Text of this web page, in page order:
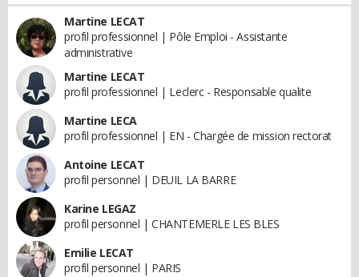
Martine LECAT
profil professionnel | Pôle Emploi - Assistante
administrative
Martine LECAT
profil professionnel | Leclerc - Responsable qualite
Martine LECA
profil professionnel | EN - Chargée de mission rectorat
Antoine LECAT
profil personnel | DEUIL LA BARRE
Karine LEGAZ
profil personnel | CHANTEMERLE LES BLES
Emilie LECAT
profil personnel | PARIS